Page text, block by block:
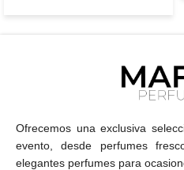
Ofrecemos una exclusiva
evento, desde perfumes
elegantes perfumes para